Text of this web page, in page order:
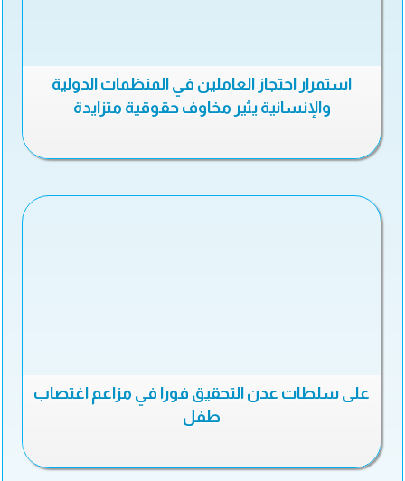
استمرار احتجاز العاملين في المنظمات الدولية
والإنسانية يثير مخاوف حقوقية متزايدة
على سلطات عدن التحقيق فورا في مزاعم اغتصاب
طفل